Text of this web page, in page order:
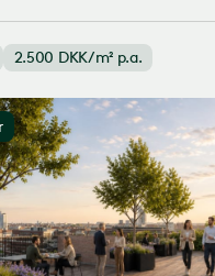
2.500 DKK/m² p.a.